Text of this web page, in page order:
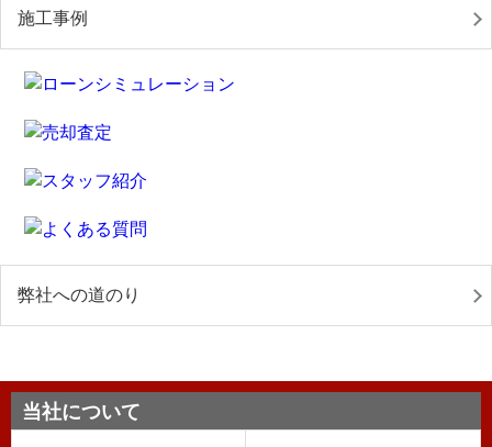
施工事例
弊社への道のり
当社について